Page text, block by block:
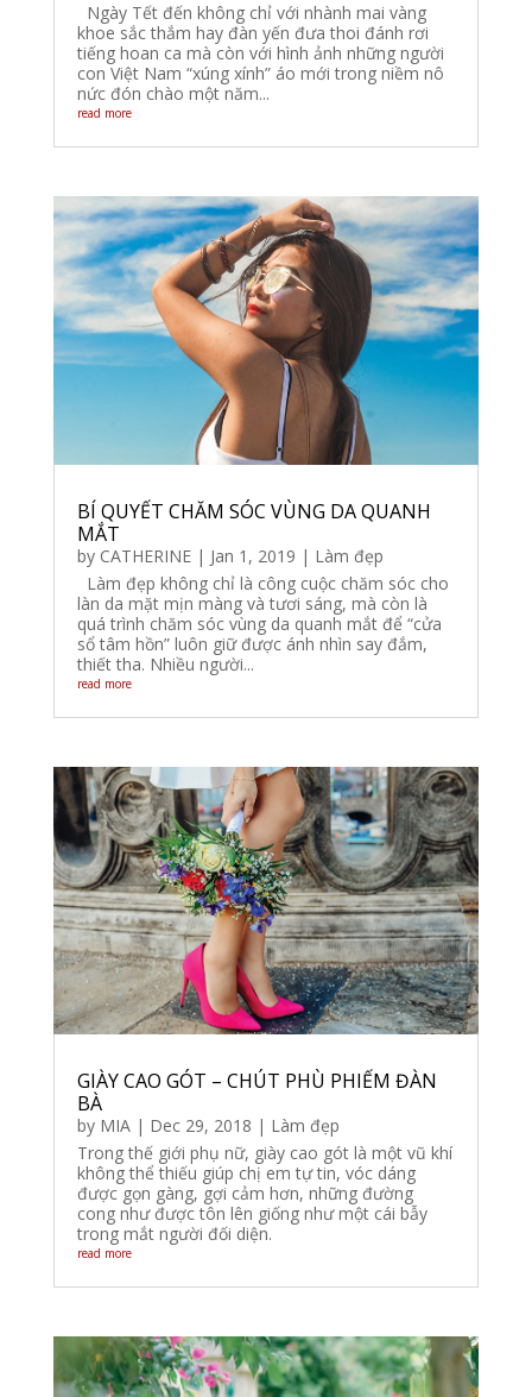
Ngày Tết đến không chỉ với nhành mai vàng
khoe sắc thắm hay đàn yến đưa thoi đánh rơi
tiếng hoan ca mà còn với hình ảnh những người
con Việt Nam “xúng xính” áo mới trong niềm nô
nức đón chào một năm...
read more
BÍ QUYẾT CHĂM SÓC VÙNG DA QUANH
MẮT
by CATHERINE| Jan 1, 2019 | Làm đẹp
Làm đẹp không chỉ là công cuộc chăm sóc cho
làn da mặt mịn màng và tươi sáng, mà còn là
quá trình chăm sóc vùng da quanh mắt để “cửa
sổ tâm hồn” luôn giữ được ánh nhìn say đắm,
thiết tha. Nhiều người...
read more
GIÀY CAO GÓT – CHÚT PHÙ PHIẾM ĐÀN
BÀ
by MIA| Dec 29, 2018 | Làm đẹp
Trong thế giới phụ nữ, giày cao gót là một vũ khí
không thể thiếu giúp chị em tự tin, vóc dáng
được gọn gàng, gợi cảm hơn, những đường
cong như được tôn lên giống như một cái bẫy
trong mắt người đối diện.
read more